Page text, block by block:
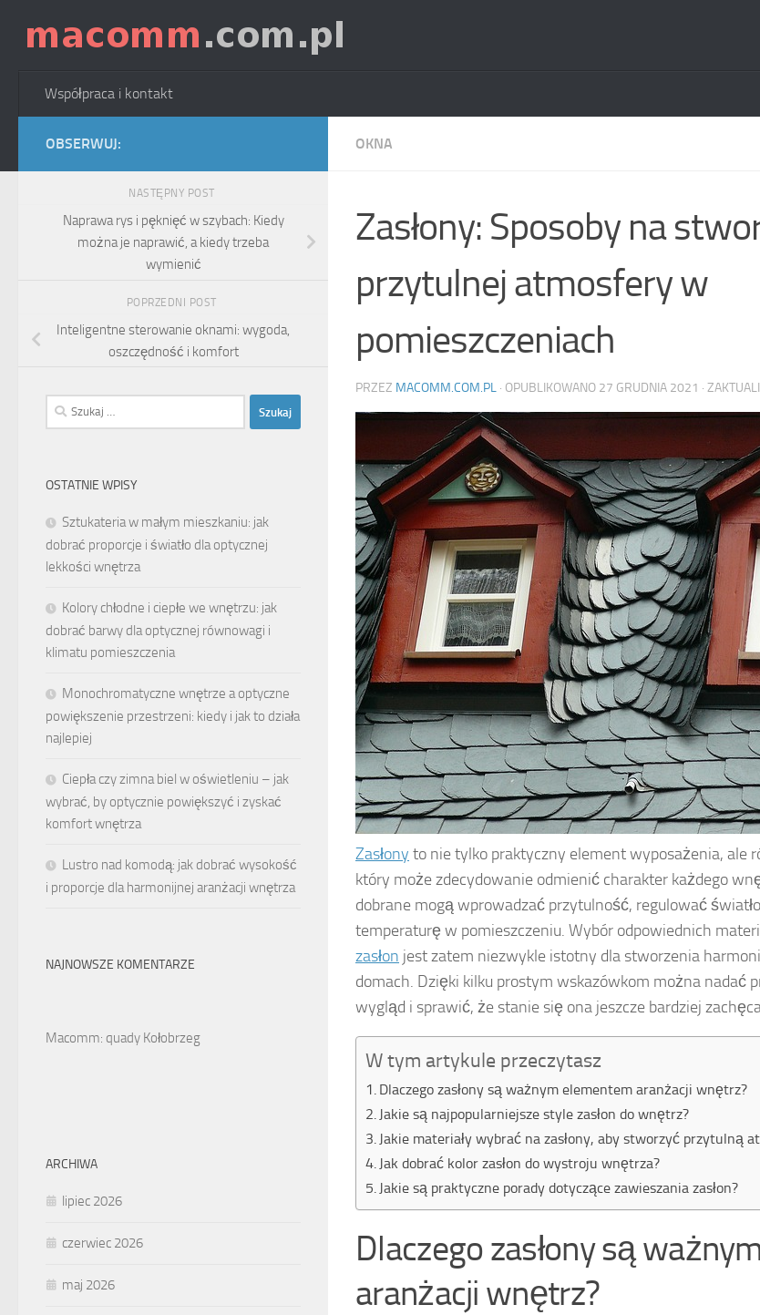
Skip to content
Współpraca i kontakt
OKNA
Zasłony: Sposoby na
przytulnej atmosfery w
pomieszczeniach
PRZEZ MACOMM.COM.PL · OPUBLIKOWANO 27 GRUDNIA 2021 ·
Zasłony to nie tylko praktyczny element wyposażenia, ale
który może zdecydowanie odmienić charakter każdego
dobrane mogą wprowadzać przytulność, regulować
temperaturę w pomieszczeniu. Wybór odpowiednich
zasłon jest zatem niezwykle istotny dla stworzenia
domach. Dzięki kilku prostym wskazówkom można nadać
wygląd i sprawić, że stanie się ona jeszcze bardziej
W tym artykule przeczytasz
Dlaczego zasłony są ważnym elementem aranżacji wnętrz?
Jakie są najpopularniejsze style zasłon do wnętrz?
Jakie materiały wybrać na zasłony, aby stworzyć przytulną
Jak dobrać kolor zasłon do wystroju wnętrza?
Jakie są praktyczne porady dotyczące zawieszania zasłon?
Dlaczego zasłony są
aranżacji wnętrz?
OBSERWUJ:
NASTĘPNY POST
Naprawa rys i pęknięć w szybach: Kiedy
można je naprawić, a kiedy trzeba
wymienić
POPRZEDNI POST
Inteligentne sterowanie oknami: wygoda,
oszczędność i komfort
Szukaj:
OSTATNIE WPISY
Sztukateria w małym mieszkaniu: jak
dobrać proporcje i światło dla optycznej
lekkości wnętrza
Kolory chłodne i ciepłe we wnętrzu: jak
dobrać barwy dla optycznej równowagi i
klimatu pomieszczenia
Monochromatyczne wnętrze a optyczne
powiększenie przestrzeni: kiedy i jak to działa
najlepiej
Ciepła czy zimna biel w oświetleniu – jak
wybrać, by optycznie powiększyć i zyskać
komfort wnętrza
Lustro nad komodą: jak dobrać wysokość
i proporcje dla harmonijnej aranżacji wnętrza
NAJNOWSZE KOMENTARZE
Macomm: quady Kołobrzeg
ARCHIWA
lipiec 2026
czerwiec 2026
maj 2026